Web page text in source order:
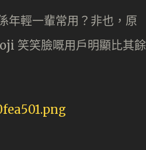
年輕一輩常用？非也，原
笑笑臉嘅用戶明顯比其餘